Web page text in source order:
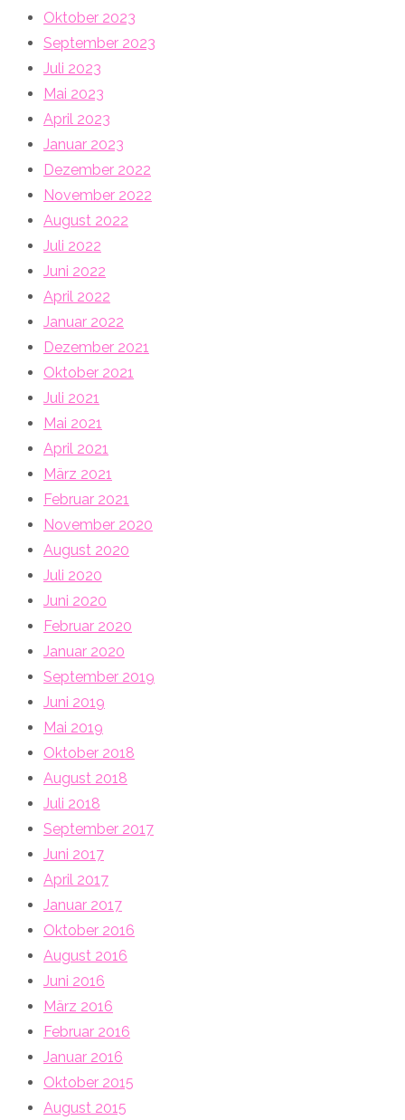
Oktober 2023
September 2023
Juli 2023
Mai 2023
April 2023
Januar 2023
Dezember 2022
November 2022
August 2022
Juli 2022
Juni 2022
April 2022
Januar 2022
Dezember 2021
Oktober 2021
Juli 2021
Mai 2021
April 2021
März 2021
Februar 2021
November 2020
August 2020
Juli 2020
Juni 2020
Februar 2020
Januar 2020
September 2019
Juni 2019
Mai 2019
Oktober 2018
August 2018
Juli 2018
September 2017
Juni 2017
April 2017
Januar 2017
Oktober 2016
August 2016
Juni 2016
März 2016
Februar 2016
Januar 2016
Oktober 2015
August 2015